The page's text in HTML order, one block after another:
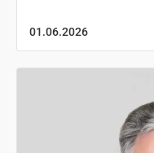
01.06.2026